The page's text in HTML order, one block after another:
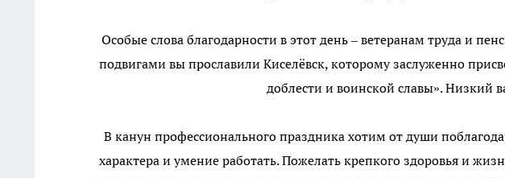
Особые слова благодарности в этот день – ветеранам труда и
подвигами вы прославили Киселёвск, которому заслуженно
доблести и воинской славы». Низкий
В канун профессионального праздника хотим от души
характера и умение работать. Пожелать крепкого здоровья и